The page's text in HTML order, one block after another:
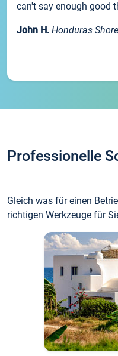
can't say enough good
John H. Honduras
Professionelle
Gleich was für einen
richtigen Werkzeuge für